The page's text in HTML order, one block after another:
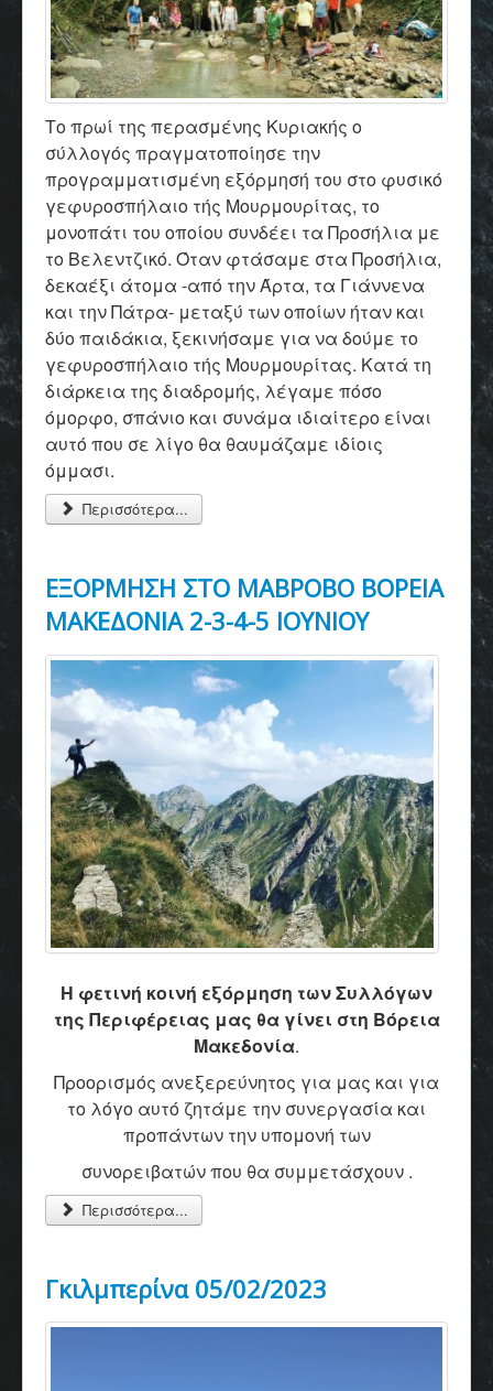
Το πρωί της περασμένης Κυριακής ο
σύλλογός πραγματοποίησε την
προγραμματισμένη εξόρμησή του στο φυσικό
γεφυροσπήλαιο τής Μουρμουρίτας, το
μονοπάτι του οποίου συνδέει τα Προσήλια με
το Βελεντζικό. Όταν φτάσαμε στα Προσήλια,
δεκαέξι άτομα -από την Άρτα, τα Γιάννενα
και την Πάτρα- μεταξύ των οποίων ήταν και
δύο παιδάκια, ξεκινήσαμε για να δούμε το
γεφυροσπήλαιο τής Μουρμουρίτας. Κατά τη
διάρκεια της διαδρομής, λέγαμε πόσο
όμορφο, σπάνιο και συνάμα ιδιαίτερο είναι
αυτό που σε λίγο θα θαυμάζαμε ιδίοις
όμμασι.
Περισσότερα...
ΕΞΟΡΜΗΣΗ ΣΤΟ ΜΑΒΡΟΒΟ ΒΟΡΕΙΑ
ΜΑΚΕΔΟΝΙΑ 2-3-4-5 ΙΟΥΝΙΟΥ
Η φετινή κοινή εξόρμηση των Συλλόγων
της Περιφέρειας μας θα γίνει στη Βόρεια
Μακεδονία.
Προορισμός ανεξερεύνητος για μας και για
το λόγο αυτό ζητάμε την συνεργασία και
προπάντων την υπομονή των
συνορειβατών που θα συμμετάσχουν .
Περισσότερα...
Γκιλμπερίνα 05/02/2023